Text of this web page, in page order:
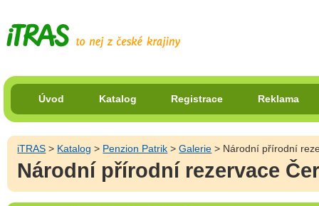
Úvod Katalog Registrace Reklama
iTRAS > Katalog > Penzion Patrik >Galerie > Národní přírodní
Národní přírodní rezervace